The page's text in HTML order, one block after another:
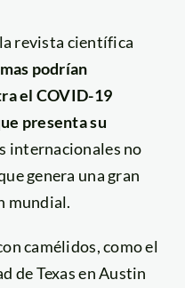
revista científica
podrían
el COVID-19
presenta su
internacionales no
genera una gran
mundial.
camélidos, como el
de Texas en Austin